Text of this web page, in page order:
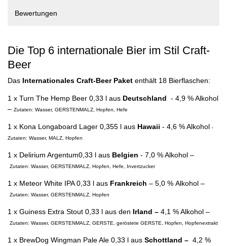
Bewertungen
Die Top 6 internationale Bier im Stil Craft-
Beer
Das Internationales Craft-Beer Paket enthält 18 Bierflaschen:
1 x Turn The Hemp Beer 0,33 l aus Deutschland - 4,9 % Alkohol
– Zutaten: Wasser, GERSTENMALZ, Hopfen, Hefe
1 x Kona Longaboard Lager 0,355 l aus Hawaii - 4,6 % Alkohol -
Zutaten: Wasser, MALZ, Hopfen
1 x Delirium Argentum0,33 l aus Belgien - 7,0 % Alkohol –
Zutaten: Wasser, GERSTENMALZ, Hopfen, Hefe, Invertzucker
1 x Meteor White IPA0,33 l aus Frankreich – 5,0 % Alkohol –
Zutaten: Wasser, GERSTENMALZ, Hopfen
1 x Guiness Extra Stout 0,33 l aus den Irland – 4,1 % Alkohol –
Zutaten: Wasser, GERSTENMALZ, GERSTE, geröstete GERSTE, Hopfen, Hopfenextrakt
1 x BrewDog Wingman Pale Ale 0,33 l aus Schottland – 4,2 %